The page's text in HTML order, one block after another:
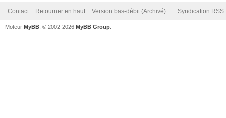
Contact Retourner en haut Version bas-débit (Archivé) Syndication RSS
Moteur MyBB , © 2002-2026 MyBB Group